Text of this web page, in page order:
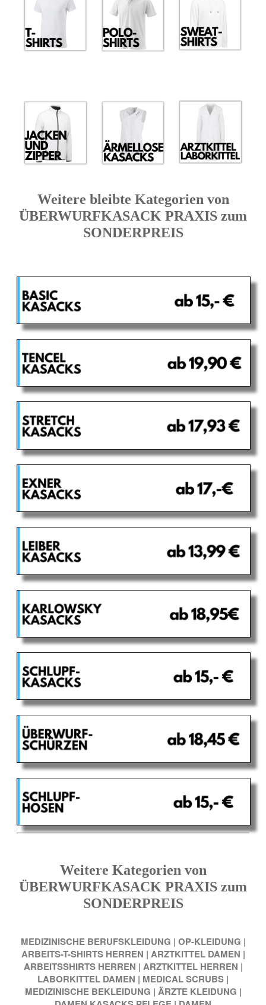
Weitere bleibte Kategorien von
ÜBERWURFKASACK PRAXIS zum
SONDERPREIS
Weitere Kategorien von
ÜBERWURFKASACK PRAXIS zum
SONDERPREIS
MEDIZINISCHE BERUFSKLEIDUNG | OP-KLEIDUNG |
ARBEITS-T-SHIRTS HERREN | ARZTKITTEL DAMEN |
ARBEITSSHIRTS HERREN | ARZTKITTEL HERREN |
LABORKITTEL DAMEN | MEDICAL SCRUBS |
MEDIZINISCHE BEKLEIDUNG | ÄRZTE KLEIDUNG |